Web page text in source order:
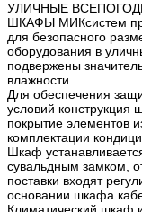
УЛИЧНЫЕ
ШКАФЫ МИКсистем
для безопасного
оборудования в
подвержены
влажности.
Для обеспечения
условий
покрытие элементов
комплектации
Шкаф
сувальдным замком,
поставки входят
основании шкафа